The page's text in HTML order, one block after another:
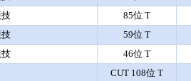
85位 T
59位 T
46位 T
CUT 108位 T